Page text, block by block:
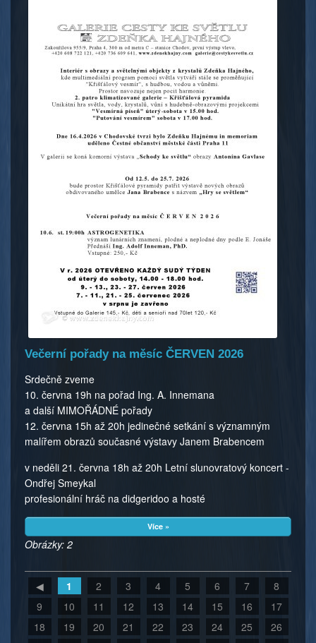
Večerní pořady na měsíc ČERVEN 2026
Srdečně zveme
10. června 19h na pořad Ing. A. Innemana
a další MIMOŘÁDNÉ pořady
12. června 15h až 20h jedinečné setkání s významným
malířem obrazů současné výstavy Janem Brabencem
v neděli 21. června 18h až 20h Letní slunovratový koncert -
Ondřej Smeykal
profesionální hráč na didgeridoo a hosté
Více »
Obrázky: 2
◀ 1 2 3 4 5 6 7
8
9
10 11 12 13 14 15 16
17
18
19 20 21 22 23 24 25
26